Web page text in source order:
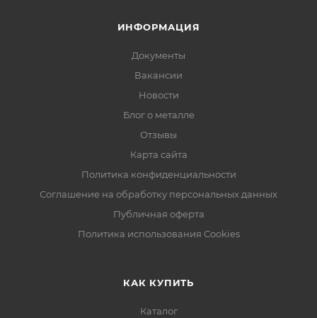
ИНФОРМАЦИЯ
Документы
Вакансии
Новости
Блог о металле
Отзывы
Карта сайта
Политика конфиденциальности
Соглашение на обработку персональных данных
Публичная оферта
Политика использования Cookies
КАК КУПИТЬ
Каталог